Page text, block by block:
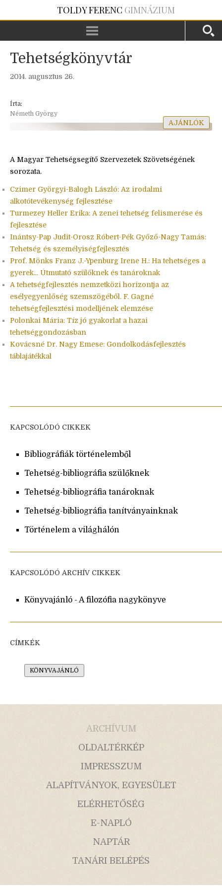
TOLDY FERENC GIMNÁZIUM
Tehetségkönyvtár
2014. augusztus 26.
Írta:
Németh György
AJÁNLÓK
A Magyar Tehetségsegítő Szervezetek Szövetségének
sorozata.
Czimer Györgyi-Balogh László: Az irodalmi
alkotótevékenység fejlesztése
Turmezey Heller Erika: A zenei tehetség felismerése és
fejlesztése
Inántsy-Pap Judit-Orosz Róbert-Pék Győző-Nagy Tamás:
Tehetség és személyiségfejlesztés
Prof. Mönks Franz J.-Ypenburg Irene H.: Ha tehetséges a
gyerek... Útmutató szülőknek és tanároknak
A tehetségfejlesztés nemzetközi horizontja az
esélyegyenlőség szemszögéből. F. Gagné
tehetségfejlesztési modelljének elemzése
Polonkai Mária: Tíz jó gyakorlat a hazai
tehetséggondozásban
Kovácsné Dr. Nagy Emese: Gondolkodásfejlesztés
táblajátékkal
KAPCSOLÓDÓ CIKKEK
Bibliográfiák történelemből
Tehetség-bibliográfia szülőknek
Tehetség-bibliográfia tanároknak
Tehetség-bibliográfia tanítványainknak
Történelem a világhálón
KAPCSOLÓDÓ ARCHÍV CIKKEK
Könyvajánló - A filozófia nagykönyve
CÍMKÉK
KÖNYVAJÁNLÓ
ARCHÍVUM
OLDALTÉRKÉP
IMPRESSZUM
ALAPÍTVÁNYOK, EGYESÜLET
ELÉRHETŐSÉG
E-NAPLÓ
NAPTÁR
TANÁRI BELÉPÉS